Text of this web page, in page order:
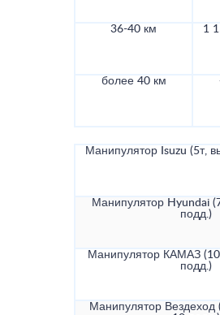
36-40 км 1
более 40 км
Манипулятор Isuzu (5т,
Манипулятор Hyundai
подд.)
Манипулятор КАМАЗ
подд.)
Манипулятор Вездеход